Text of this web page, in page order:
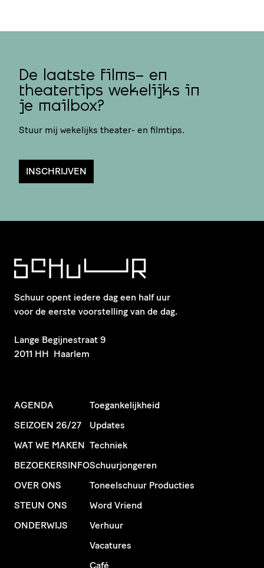
De laatste films- en
theatertips wekelijks in
je mailbox?
Stuur mij wekelijks theater- en filmtips.
INSCHRIJVEN
Schuur opent iedere dag een half uur
voor de eerste voorstelling van de dag.
​Lange Begijnestraat 9
2011 HH Haarlem
AGENDA
SEIZOEN 26/27
WAT WE MAKEN
BEZOEKERSINFO
OVER ONS
STEUN ONS
ONDERWIJS
Toegankelijkheid
Updates
Techniek
Schuurjongeren
Toneelschuur Producties
Word Vriend
Verhuur
Vacatures
Café